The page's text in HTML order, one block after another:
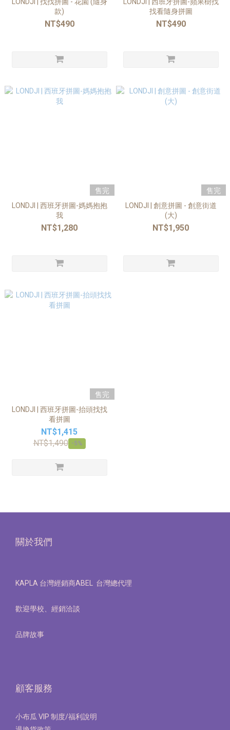
款)
NT$490
找看隨身拼圖
NT$490
售完
LONDJI | 西班牙拼圖-媽媽抱抱
我
NT$1,280
售完
LONDJI | 創意拼圖 - 創意街道
(大)
NT$1,950
售完
LONDJI | 西班牙拼圖-抬頭找找
看拼圖
NT$1,415
NT$1,490 -5%
關於我們
KAPLA 台灣經銷商ABEL 台灣總代理
歡迎學校、經銷洽談
品牌故事
顧客服務
小布瓜 VIP 制度/福利說明